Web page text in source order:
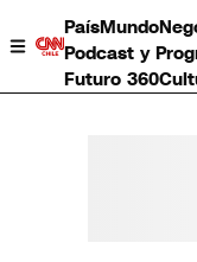
PaísMundo
Podcast y
Futuro 360